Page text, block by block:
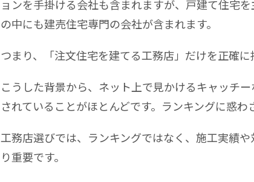
ョンを手掛ける会社も含まれますが、戸建て住宅
の中にも建売住宅専門の会社が含まれます。
つまり、「注文住宅を建てる工務店」だけを正確に
こうした背景から、ネット上で見かけるキャッチ
されていることがほとんどです。ランキングに惑わ
工務店選びでは、ランキングではなく、施工実績
り重要です。